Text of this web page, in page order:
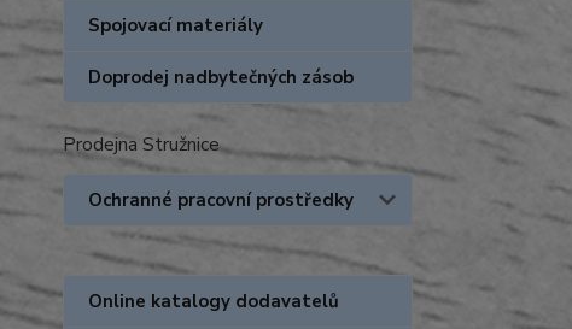
Spojovací materiály
Doprodej nadbytečných zásob
Prodejna Stružnice
Ochranné pracovní prostředky
Online katalogy dodavatelů